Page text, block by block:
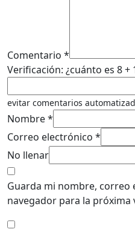
Comentario *
Verificación: ¿cuánto es 8 +
evitar comentarios
Nombre *
Correo electrónico *
No llenar
Guarda mi nombre, correo
navegador para la próxima